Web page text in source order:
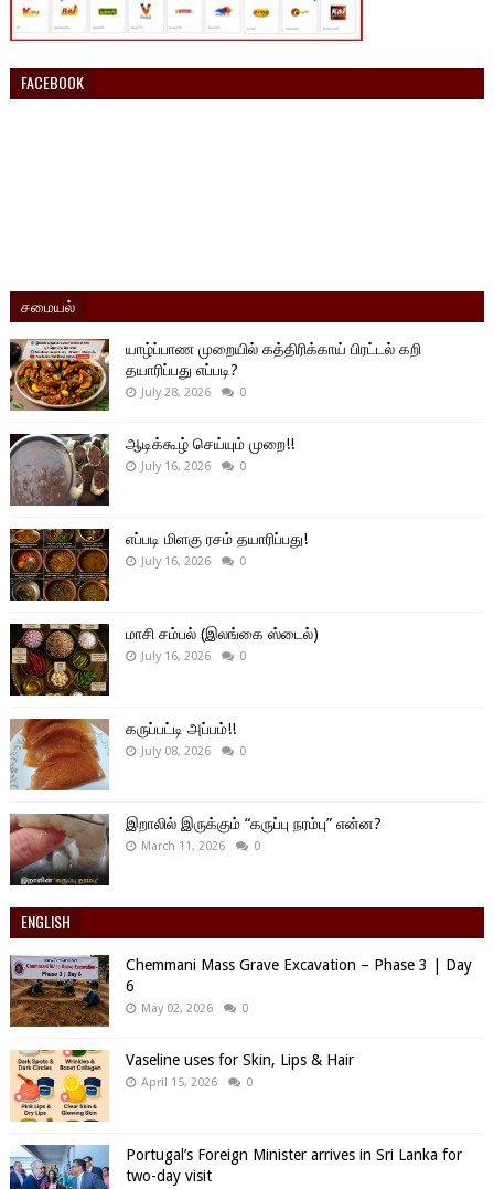
FACEBOOK
சமையல்
யாழ்ப்பாண முறையில் கத்திரிக்காய் பிரட்டல் கறி
தயாரிப்பது எப்படி?
July 28, 2026 0
ஆடிக்கூழ் செய்யும் முறை!!
July 16, 2026 0
எப்படி மிளகு ரசம் தயாரிப்பது!
July 16, 2026 0
மாசி சம்பல் (இலங்கை ஸ்டைல்)
July 16, 2026 0
கருப்பட்டி அப்பம்!!
July 08, 2026 0
இறாலில் இருக்கும் “கருப்பு நரம்பு” என்ன?
March 11, 2026 0
ENGLISH
Chemmani Mass Grave Excavation – Phase 3 | Day
6
May 02, 2026 0
Vaseline uses for Skin, Lips & Hair
April 15, 2026 0
Portugal’s Foreign Minister arrives in Sri Lanka for
two-day visit